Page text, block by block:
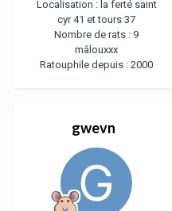
Localisation : la ferté saint
cyr 41 et tours 37
Nombre de rats : 9
mâlouxxx
Ratouphile depuis : 2000
gwevn